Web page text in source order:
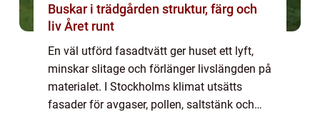
Buskar i trädgården struktur, färg och
liv Året runt
En väl utförd fasadtvätt ger huset ett lyft,
minskar slitage och förlänger livslängden på
materialet. I Stockholms klimat utsätts
fasader för avgaser, pollen, saltstänk och